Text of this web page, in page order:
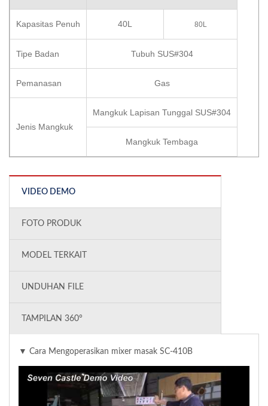
Kapasitas Penuh 40L 80L
Tipe Badan Tubuh SUS#304
Pemanasan Gas
Jenis Mangkuk
Mangkuk Lapisan Tunggal SUS#304
Mangkuk Tembaga
VIDEO DEMO
FOTO PRODUK
MODEL TERKAIT
UNDUHAN FILE
TAMPILAN 360°
▼ Cara Mengoperasikan mixer masak SC-410B